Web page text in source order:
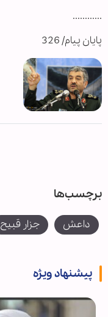
............
پایان پیام/ 326
برچسب‌ها
داعش جزار قبيح
پیشنهاد ویژه